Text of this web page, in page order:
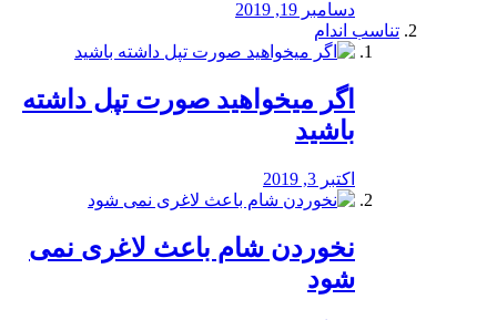
دسامبر 19, 2019
تناسب اندام
اگر میخواهید صورت تپل داشته
باشید
اکتبر 3, 2019
نخوردن شام باعث لاغری نمی
‌شود